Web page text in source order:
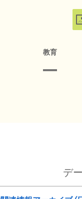
教育
デ